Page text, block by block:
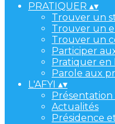
PRATIQUER ▴▾
Trouver un
Trouver un
Trouver un
Participer
Pratiquer en
Parole aux
L'AFYI ▴▾
Présentation
Actualités
Présidence